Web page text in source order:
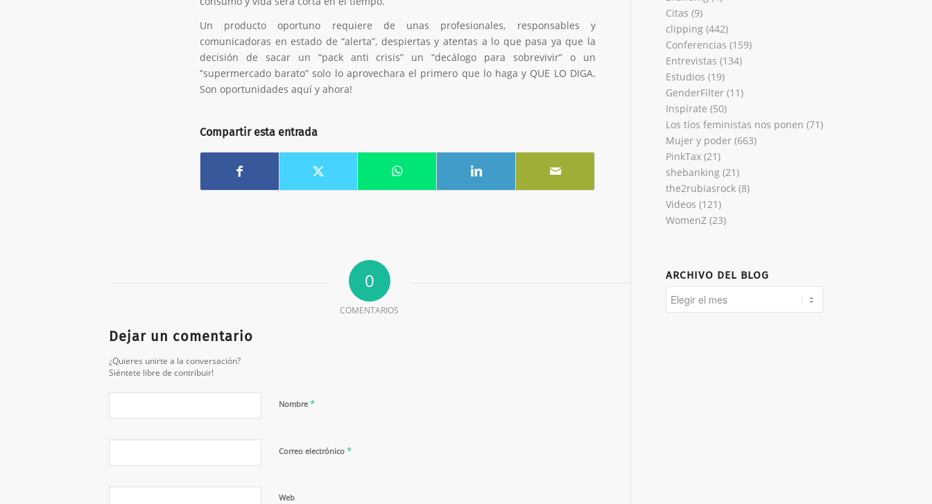
Un producto oportuno requiere de unas profesionales, responsables y
comunicadoras en estado de “alerta”, despiertas y atentas a lo que pasa ya que la
decisión de sacar un “pack anti crisis” un “decálogo para sobrevivir” o un
“supermercado barato” solo lo aprovechara el primero que lo haga y QUE LO DIGA.
Son oportunidades aquí y ahora!
Compartir esta entrada
0
COMENTARIOS
Dejar un comentario
¿Quieres unirte a la conversación?
Siéntete libre de contribuir!
Nombre *
Correo electrónico *
Web
Citas (9)
clipping(442)
Conferencias (159)
Entrevistas (134)
Estudios (19)
GenderFilter(11)
Inspírate (50)
Los tíos feministas nos ponen (71)
Mujer y poder(663)
PinkTax(21)
shebanking(21)
the2rubiasrock(8)
Videos (121)
WomenZ(23)
ARCHIVO DEL BLOG